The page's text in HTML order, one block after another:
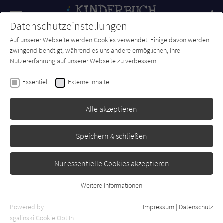
SUCHE Forum Charts Newsletter
Aracari
Standard
Alle Altersgruppen anzeigen
Datenschutzeinstellungen
Auf unserer Webseite werden Cookies verwendet. Einige davon werden
zwingend benötigt, während es uns andere ermöglichen, Ihre
Nutzererfahrung auf unserer Webseite zu verbessern.
Essentiell Externe Inhalte
Alle akzeptieren
Speichern & schließen
Nur essentielle Cookies akzeptieren
Essentielle Cookies werden für grundlegende Funktionen der
Webseite benötigt. Dadurch ist gewährleistet, dass die Webseite
Weitere Informationen
Powered by
sgalinski Cookie Opt In
Impressum | Datenschutz